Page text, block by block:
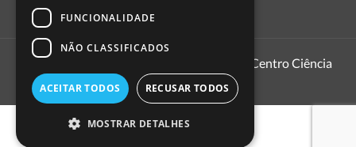
1999 - 2026
Pavilhão do Conhecimento | Centro Ciência
FUNCIONALIDADE
NÃO CLASSIFICADOS
ACEITAR TODOS RECUSAR TODOS
MOSTRAR DETALHES